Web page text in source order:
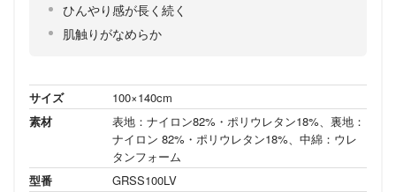
ひんやり感が長く続く
肌触りがなめらか
サイズ
100×140cm
素材
表地：ナイロン82%・ポリウレタン18%、裏地：
ナイロン 82%・ポリウレタン18%、中綿：ウレ
タンフォーム
型番
GRSS100LV